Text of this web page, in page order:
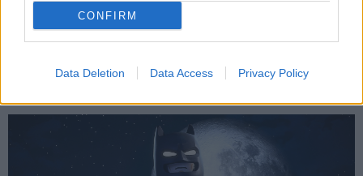
CONFIRM
Data Deletion Data Access Privacy Policy
olyan helyzetek, amikor az ellenfél vagy egy objektum
nem úgy viselkedik, ahogy kellene. Ezek nálam nem
Gotham mellett nem is teljesen meglepőek nyilván. Ettől